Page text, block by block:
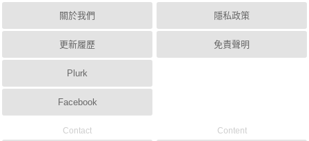
關於我們
更新履歷
Plurk
Facebook
隱私政策
免責聲明
Contact Content